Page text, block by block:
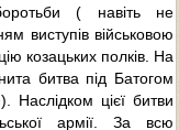
боротьби ( навіть не
виступів військовою
козацьких полків. На
битва під Батогом
Наслідком цієї битви
армії. За всю